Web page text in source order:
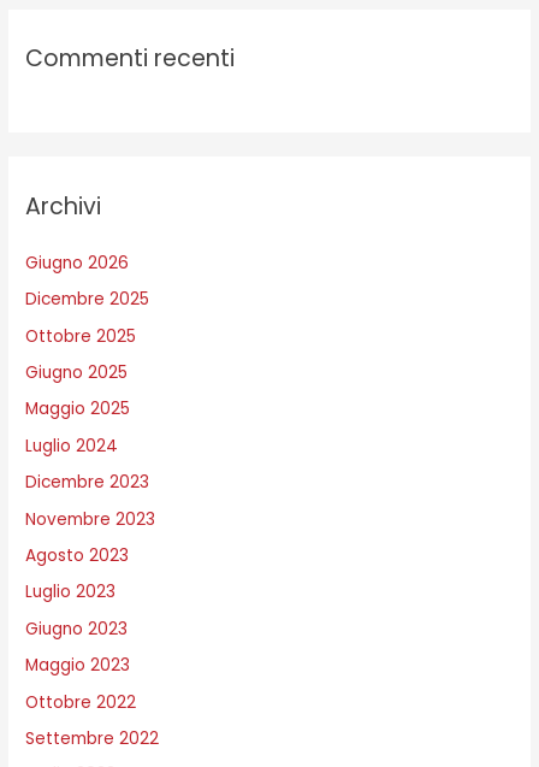
Commenti recenti
Archivi
Giugno 2026
Dicembre 2025
Ottobre 2025
Giugno 2025
Maggio 2025
Luglio 2024
Dicembre 2023
Novembre 2023
Agosto 2023
Luglio 2023
Giugno 2023
Maggio 2023
Ottobre 2022
Settembre 2022